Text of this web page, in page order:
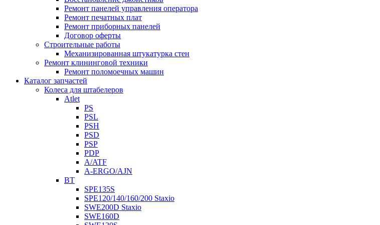
Ремонт панелей управления оператора
Ремонт печатных плат
Ремонт приборных панелей
Договор оферты
Строительные работы
Механизированная штукатурка стен
Ремонт клининговой техники
Ремонт поломоечных машин
Каталог запчастей
Колеса для штабелеров
Atlet
PS
PSL
PSH
PSD
PSP
PDP
A/ATF
A-ERGO/AJN
BT
SPE135S
SPE120/140/160/200 Staxio
SWE200D Staxio
SWE160D